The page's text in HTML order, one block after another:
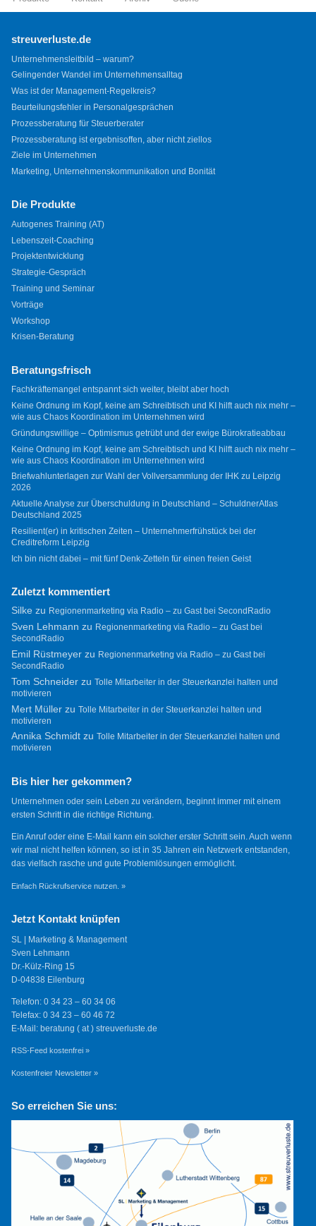
streuverluste.de
Unternehmensleitbild – warum?
Gelingender Wandel im Unternehmensalltag
Was ist der Management-Regelkreis?
Beurteilungsfehler in Personalgesprächen
Prozessberatung für Steuerberater
Prozessberatung ist ergebnisoffen, aber nicht ziellos
Ziele im Unternehmen
Marketing, Unternehmenskommunikation und Bonität
Die Produkte
Autogenes Training (AT)
Lebenszeit-Coaching
Projektentwicklung
Strategie-Gespräch
Training und Seminar
Vorträge
Workshop
Krisen-Beratung
Beratungsfrisch
Fachkräftemangel entspannt sich weiter, bleibt aber hoch
Keine Ordnung im Kopf, keine am Schreibtisch und KI hilft auch nix mehr –
wie aus Chaos Koordination im Unternehmen wird
Gründungswillige – Optimismus getrübt und der ewige Bürokratieabbau
Keine Ordnung im Kopf, keine am Schreibtisch und KI hilft auch nix mehr –
wie aus Chaos Koordination im Unternehmen wird
Briefwahlunterlagen zur Wahl der Vollversammlung der IHK zu Leipzig
2026
Aktuelle Analyse zur Überschuldung in Deutschland – SchuldnerAtlas
Deutschland 2025
Resilient(er) in kritischen Zeiten – Unternehmerfrühstück bei der
Creditreform Leipzig
Ich bin nicht dabei – mit fünf Denk-Zetteln für einen freien Geist
Zuletzt kommentiert
Silkezu Regionenmarketing via Radio – zu Gast bei SecondRadio
Sven Lehmann zu Regionenmarketing via Radio – zu Gast bei
SecondRadio
Emil Rüstmeyerzu Regionenmarketing via Radio – zu Gast bei
SecondRadio
Tom Schneiderzu Tolle Mitarbeiter in der Steuerkanzlei halten und
motivieren
Mert Müllerzu Tolle Mitarbeiter in der Steuerkanzlei halten und
motivieren
Annika Schmidtzu Tolle Mitarbeiter in der Steuerkanzlei halten und
motivieren
Bis hier her gekommen?
Unternehmen oder sein Leben zu verändern, beginnt immer mit einem
ersten Schritt in die richtige Richtung.
Ein Anruf oder eine E-Mail kann ein solcher erster Schritt sein. Auch wenn
wir mal nicht helfen können, so ist in 35 Jahren ein Netzwerk entstanden,
das vielfach rasche und gute Problemlösungen ermöglicht.
Einfach Rückrufservice nutzen. »
Jetzt Kontakt knüpfen
SL | Marketing & Management
Sven Lehmann
Dr.-Külz-Ring 15
D-04838 Eilenburg
Telefon: 0 34 23 – 60 34 06
Telefax: 0 34 23 – 60 46 72
E-Mail: beratung ( at ) streuverluste.de
RSS-Feed kostenfrei »
Kostenfreier Newsletter »
So erreichen Sie uns: